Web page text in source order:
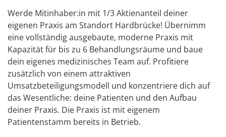
Werde Mitinhaber:in mit 1/3 Aktienanteil deiner
eigenen Praxis am Standort Hardbrücke! Übernimm
eine vollständig ausgebaute, moderne Praxis mit
Kapazität für bis zu 6 Behandlungsräume und baue
dein eigenes medizinisches Team auf. Profitiere
zusätzlich von einem attraktiven
Umsatzbeteiligungsmodell und konzentriere dich auf
das Wesentliche: deine Patienten und den Aufbau
deiner Praxis. Die Praxis ist mit eigenem
Patientenstamm bereits in Betrieb.